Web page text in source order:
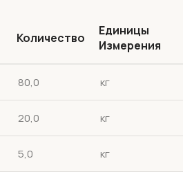
Количество
Единицы
Измерения
80,0 кг
20,0 кг
5,0 кг